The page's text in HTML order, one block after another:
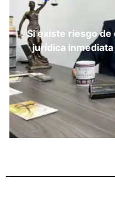
Si existe riesgo
jurídica